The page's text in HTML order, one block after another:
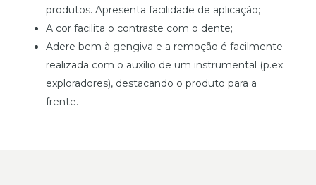
produtos. Apresenta facilidade de aplicação;
A cor facilita o contraste com o dente;
Adere bem à gengiva e a remoção é facilmente
realizada com o auxílio de um instrumental (p.ex.
exploradores), destacando o produto para a
frente.